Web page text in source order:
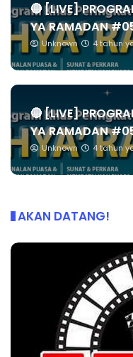
🔴 [LIVE]
YA RAMADAN
Unknown 4 tahun
🔴 [LIVE]
YA RAMADAN
Unknown 4 tahun
AKAN DATANG!